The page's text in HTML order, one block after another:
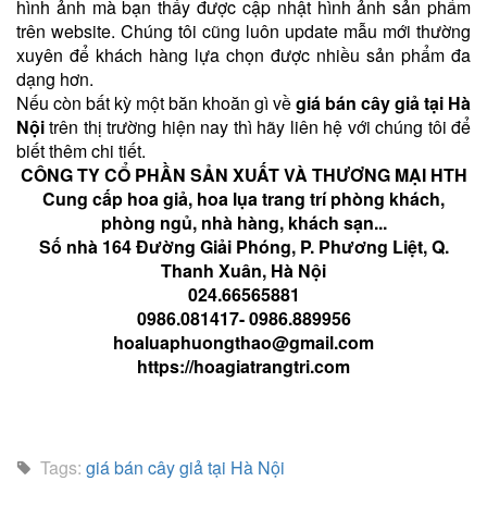
hình ảnh mà bạn thấy được cập nhật hình ảnh sản phẩm
trên website. Chúng tôi cũng luôn update mẫu mới thường
xuyên để khách hàng lựa chọn được nhiều sản phẩm đa
dạng hơn.
Nếu còn bất kỳ một băn khoăn gì vềgiá bán cây giả tại Hà
Nộitrên thị trường hiện nay thì hãy liên hệ với chúng tôi để
biết thêm chi tiết.
CÔNG TY CỔ PHẦN SẢN XUẤT VÀ THƯƠNG MẠI HTH
Cung cấp hoa giả, hoa lụa trang trí phòng khách,
phòng ngủ, nhà hàng, khách sạn...
Số nhà 164 Đường Giải Phóng, P. Phương Liệt, Q.
Thanh Xuân, Hà Nội
024.66565881
0986.081417- 0986.889956
hoaluaphuongthao@gmail.com
https://hoagiatrangtri.com
Tags: giá bán cây giả tại Hà Nội